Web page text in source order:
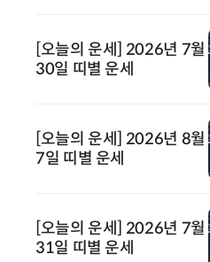
[오늘의 운세] 2026년 7월
30일 띠별 운세
[오늘의 운세] 2026년 8월
7일 띠별 운세
[오늘의 운세] 2026년 7월
31일 띠별 운세